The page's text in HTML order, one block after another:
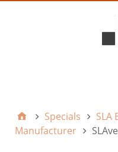
Specials
SLA
Manufacturer
SLAve